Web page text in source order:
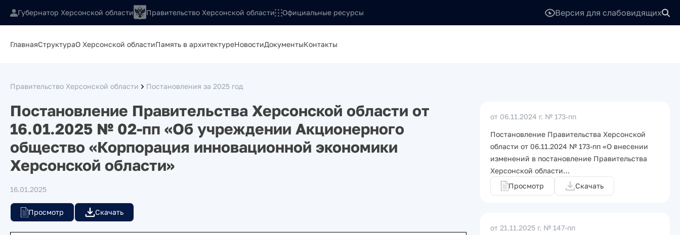
Губернатор Херсонской области Правительство Херсонской области Официальные ресурсы Версия для слабовидящих
ГлавнаяСтруктураО Херсонской областиПамять в архитектуреНовостиДокументыКонтакты
Правительство Херсонской области Постановления за 2025 год
Постановление Правительства Херсонской области от
16.01.2025 № 02-пп «Об учреждении Акционерного
общество «Корпорация инновационной экономики
Херсонской области»
16.01.2025
Просмотр Скачать
от 06.11.2024 г. № 173-пп
Постановление Правительства Херсонской
области от 06.11.2024 № 173-пп «О внесении
изменений в постановление Правительства
Херсонской области…
Просмотр
Скачать
от 21.11.2025 г. № 147-пп